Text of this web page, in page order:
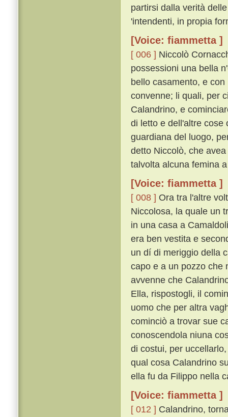
partirsi dalla verità
'intendenti, in propia
[Voice: fiammetta ]
[ 006 ] Niccolò
possessioni una bella
bello casamento, e
convenne; li quali, per
Calandrino, e
di letto e dell'altre cose
guardiana del luogo,
detto Niccolò, che
talvolta alcuna femina
[Voice: fiammetta ]
[ 008 ] Ora tra l'altre
Niccolosa, la quale un
in una casa a
era ben vestita e
un dí di meriggio della
capo e a un pozzo che
avvenne che
Ella, rispostogli, il
uomo che per altra
cominciò a trovar sue
conoscendola niuna
di costui, per
qual cosa Calandrino
ella fu da Filippo nella
[Voice: fiammetta ]
[ 012 ] Calandrino,